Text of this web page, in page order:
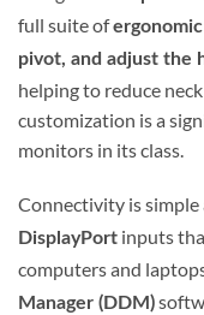
full suite of
pivot, and adjust the
helping to reduce
customization is a
monitors in its class.
Connectivity is
DisplayPort inputs
computers and
Manager (DDM)